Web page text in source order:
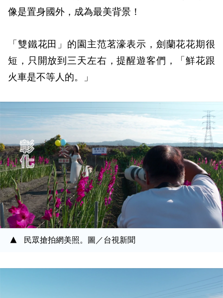
像是置身國外，成為最美背景！
「雙鐵花田」的園主范茗濠表示，劍蘭花花期很
短，只開放到三天左右，提醒遊客們，「鮮花跟
火車是不等人的。」
民眾搶拍網美照。圖／台視新聞